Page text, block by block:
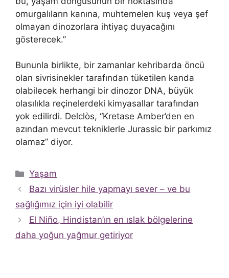
omurgalıların kanına, muhtemelen kuş veya şef
olmayan dinozorlara ihtiyaç duyacağını
gösterecek.”
Bununla birlikte, bir zamanlar kehribarda öncü
olan sivrisinekler tarafından tüketilen kanda
olabilecek herhangi bir dinozor DNA, büyük
olasılıkla reçinelerdeki kimyasallar tarafından
yok edilirdi. Delclòs, “Kretase Amber’den en
azından mevcut tekniklerle Jurassic bir parkımız
olamaz” diyor.
Kategoriler
Yaşam
Bazı virüsler hile yapmayı sever – ve bu
sağlığımız için iyi olabilir
El Niño, Hindistan’ın en ıslak bölgelerine
daha yoğun yağmur getiriyor